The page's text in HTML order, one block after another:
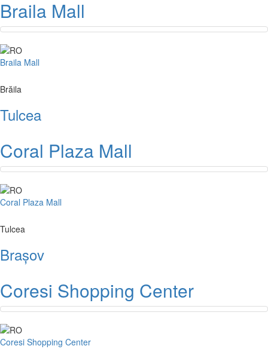
Braila Mall
Braila Mall
Brăila
Tulcea
Coral Plaza Mall
Coral Plaza Mall
Tulcea
Brașov
Coresi Shopping Center
Coresi Shopping Center